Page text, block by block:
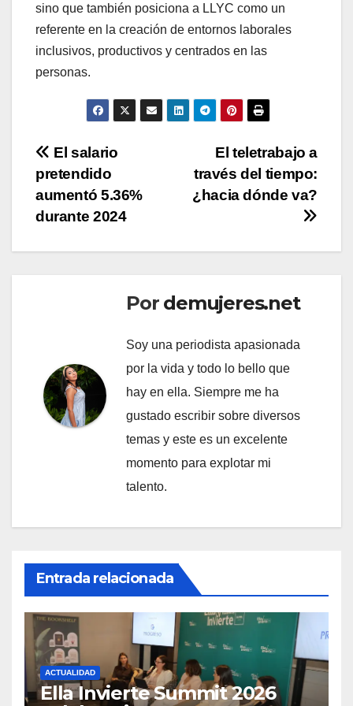
sino que también posiciona a LLYC como un
referente en la creación de entornos laborales
inclusivos, productivos y centrados en las
personas.
Navegación
de
entradas
El teletrabajo a
través del tiempo:
¿hacia dónde va?
El salario
pretendido
aumentó 5.36%
durante 2024
Por demujeres.net
Soy una periodista apasionada
por la vida y todo lo bello que
hay en ella. Siempre me ha
gustado escribir sobre diversos
temas y este es un excelente
momento para explotar mi
talento.
Entrada relacionada
ACTUALIDAD
Ella Invierte Summit 2026